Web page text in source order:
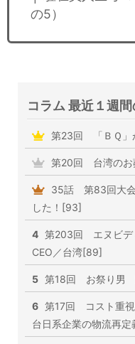
の5）
コラム 最近１週
第23回 「ＢＱ」
第20回 台湾のお
35話 第83回大
した！[93]
4 第203回 エヌビデ
CEO／台湾[89]
5 第18回 お祭り男
6 第17回 コスト重視
台日系企業の物流再定